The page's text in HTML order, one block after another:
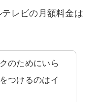
レビの月額料金は
のためにいら
つけるのはイ